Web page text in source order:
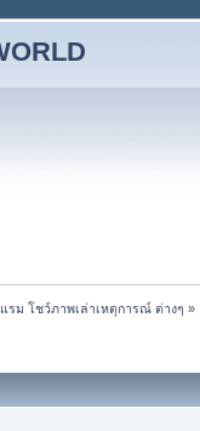
รม โชว์ภาพเล่าเหตุการณ์ ต่างๆ »